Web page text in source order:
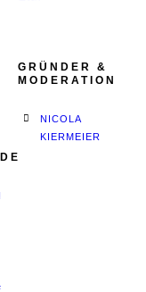
GRÜNDER &
MODERATION
NICOLA
KIERMEIER